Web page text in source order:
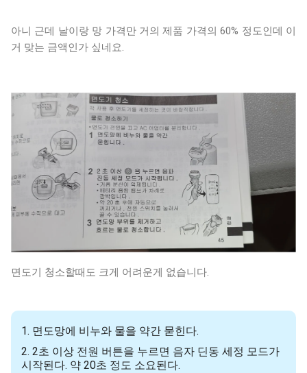
아니 근데 날이랑 망 가격만 거의 제품 가격의 60% 정도인데 이
거 맞는 금액인가 싶네요.
면도기 청소할때도 크게 어려운게 없습니다.
1. 면도망에 비누와 물을 약간 묻힌다.
2. 2초 이상 전원 버튼을 누르면 음자 딘동 세정 모드가
시작된다. 약 20초 정도 소요된다.